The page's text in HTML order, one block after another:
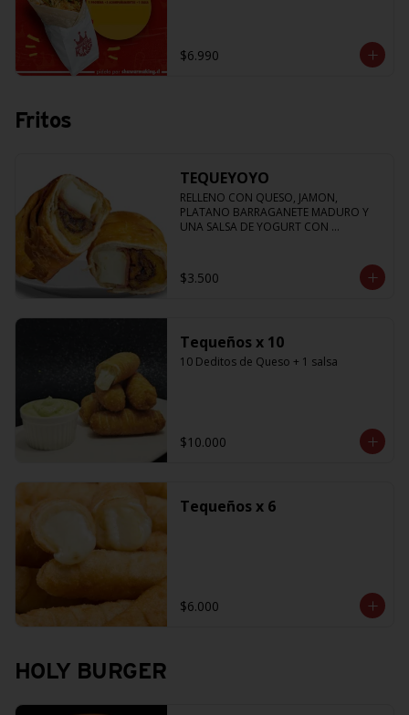
$6.990
Fritos
TEQUEYOYO
RELLENO CON QUESO, JAMON,
PLATANO BARRAGANETE MADURO Y
UNA SALSA DE YOGURT CON
$3.500
Tequeños x 10
10 Deditos de Queso + 1 salsa
$10.000
Tequeños x 6
$6.000
HOLY BURGER